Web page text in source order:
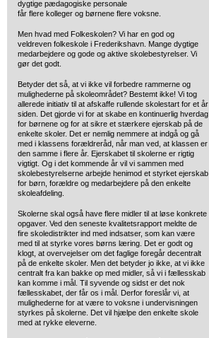
dygtige pædagogiske personale
får flere kolleger og børnene flere voksne.
Men hvad med Folkeskolen? Vi har en god og
veldreven folkeskole i Frederikshavn. Mange dygtige
medarbejdere og gode og aktive skolebestyrelser. Vi
gør det godt.
Betyder det så, at vi ikke vil forbedre rammerne og
mulighederne på skoleområdet? Bestemt ikke! Vi tog
allerede initiativ til at afskaffe rullende skolestart for et år
siden. Det gjorde vi for at skabe en kontinuerlig hverdag
for børnene og for at sikre et stærkere ejerskab på de
enkelte skoler. Det er nemlig nemmere at indgå og gå
med i klassens forældreråd, når man ved, at klassen er
den samme i flere år. Ejerskabet til skolerne er rigtig
vigtigt. Og i det kommende år vil vi sammen med
skolebestyrelserne arbejde henimod et styrket ejerskab
for børn, forældre og medarbejdere på den enkelte
skoleafdeling.
Skolerne skal også have flere midler til at løse konkrete
opgaver. Ved den seneste kvalitetsrapport meldte de
fire skoledistrikter ind med indsatser, som kan være
med til at styrke vores børns læring. Det er godt og
klogt, at overvejelser om det faglige foregår decentralt
på de enkelte skoler. Men det betyder jo ikke, at vi ikke
centralt fra kan bakke op med midler, så vi i fællesskab
kan komme i mål. Til syvende og sidst er det nok
fællesskabet, der får os i mål. Derfor foreslår vi, at
mulighederne for at være to voksne i undervisningen
styrkes på skolerne. Det vil hjælpe den enkelte skole
med at rykke eleverne.